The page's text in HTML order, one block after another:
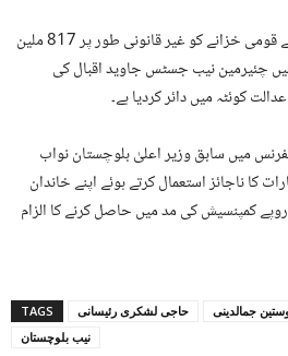
قومی احتساب بیورو بلوچستان نے قومی خزانے کو غیر قانونی طور پر 817 ملین
چئیرمین نیب جسٹس جاوید اقبال کی
کوئٹہ میں دائر کردیا ہے۔
میں سابق وزیر اعلیٰ بلوچستان نواب
کا ناجائز استعمال کرتے ہوئے اپنے خاندان
کمپنسیش کی مد میں حاصل کرنے کا الزام
TAGS حاجی لشکری رئیسانی جمالدینی
نیب بلوچستان